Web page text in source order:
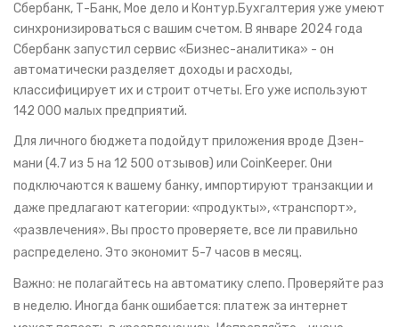
Сбербанк, Т-Банк, Мое дело и Контур.Бухгалтерия уже умеют
синхронизироваться с вашим счетом. В январе 2024 года
Сбербанк запустил сервис «Бизнес-аналитика» - он
автоматически разделяет доходы и расходы,
классифицирует их и строит отчеты. Его уже используют
142 000 малых предприятий.
Для личного бюджета подойдут приложения вроде Дзен-
мани (4.7 из 5 на 12 500 отзывов) или CoinKeeper. Они
подключаются к вашему банку, импортируют транзакции и
даже предлагают категории: «продукты», «транспорт»,
«развлечения». Вы просто проверяете, все ли правильно
распределено. Это экономит 5-7 часов в месяц.
Важно: не полагайтесь на автоматику слепо. Проверяйте раз
в неделю. Иногда банк ошибается: платеж за интернет